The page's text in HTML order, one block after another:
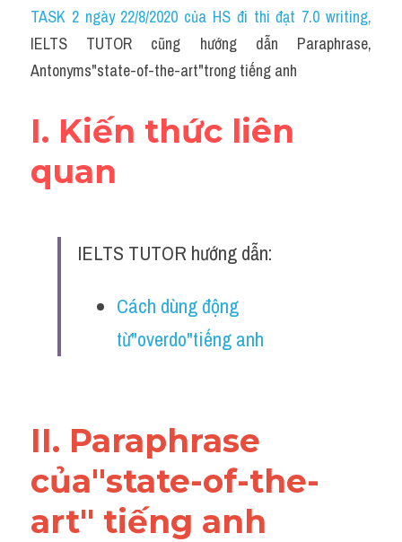
Idiom
Grammar
Word form
Cách dùng từ
Đề thi thật Task 2
TASK 2 ngày 22/8/2020 của HS đi thi đạt 7.0 writing,
IELTS TUTOR cũng hướng dẫn Paraphrase,
Antonyms"state-of-the-art"trong tiếng anh
I. Kiến thức liên
quan
IELTS TUTOR hướng dẫn:
Cách dùng động
từ"overdo"tiếng anh
II. Paraphrase
của"state-of-the-
art" tiếng anh